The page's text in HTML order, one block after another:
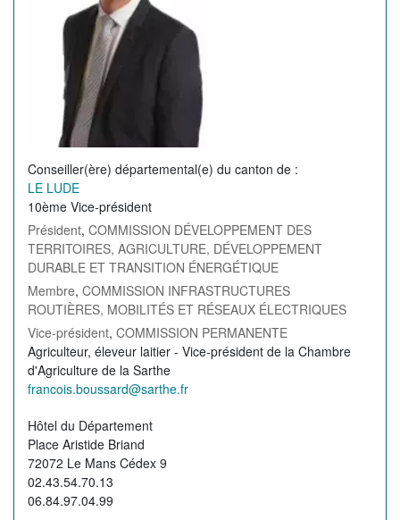
Conseiller(ère) départemental(e) du canton de
LE LUDE
10ème Vice-président
Président, COMMISSION DÉVELOPPEMENT DES
TERRITOIRES, AGRICULTURE, DÉVELOPPEMENT
DURABLE ET TRANSITION ÉNERGÉTIQUE
Membre, COMMISSION INFRASTRUCTURES
ROUTIÈRES, MOBILITÉS ET RÉSEAUX ÉLECTRIQUES
Vice-président, COMMISSION PERMANENTE
Profession
de
l'élu(e)
Agriculteur, éleveur laitier - Vice-président de la Chambre
d'Agriculture de la Sarthe
Courriel
l'élu(e)
francois.boussard@sarthe.fr
Permanence
Hôtel du Département
Place Aristide Briand
72072 Le Mans Cédex 9
02.43.54.70.13
06.84.97.04.99